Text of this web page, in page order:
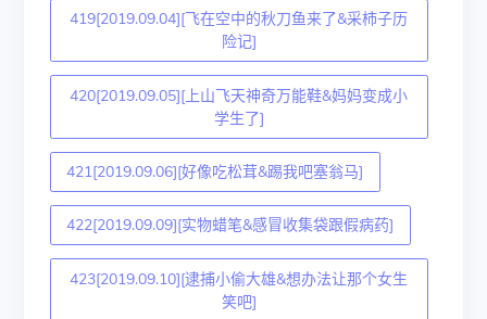
419[2019.09.04][飞在空中的秋刀鱼来了&采柿子历
险记]
420[2019.09.05][上山飞天神奇万能鞋&妈妈变成小
学生了]
421[2019.09.06][好像吃松茸&踢我吧塞翁马]
422[2019.09.09][实物蜡笔&感冒收集袋跟假病药]
423[2019.09.10][逮捕小偷大雄&想办法让那个女生
笑吧]